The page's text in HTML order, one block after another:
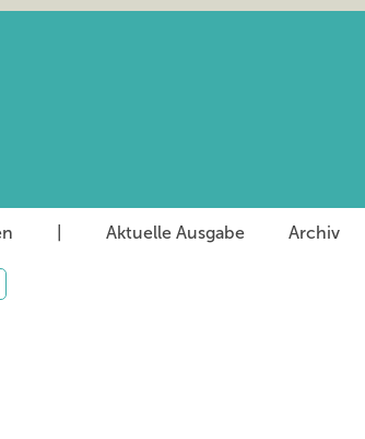
Aktuelle Ausgabe Archiv